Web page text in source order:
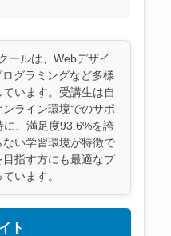
ールは、Webデザイ
グラミングなど多様
います。受講生は自
ライン環境でのサポ
、満足度93.6%を誇
い学習環境が特徴で
指す方にも最適なプ
います。
ト